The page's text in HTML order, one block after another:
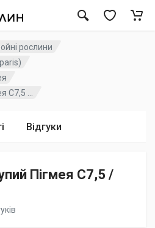
рослини
C7,5 ...
Відгуки
Пігмея C7,5 /